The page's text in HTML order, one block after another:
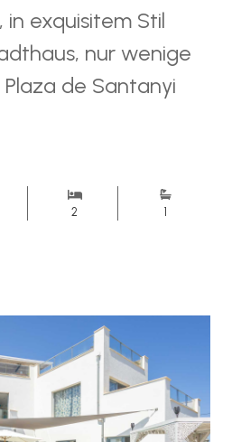
exquisitem Stil
nur wenige
de Santanyi
2 1